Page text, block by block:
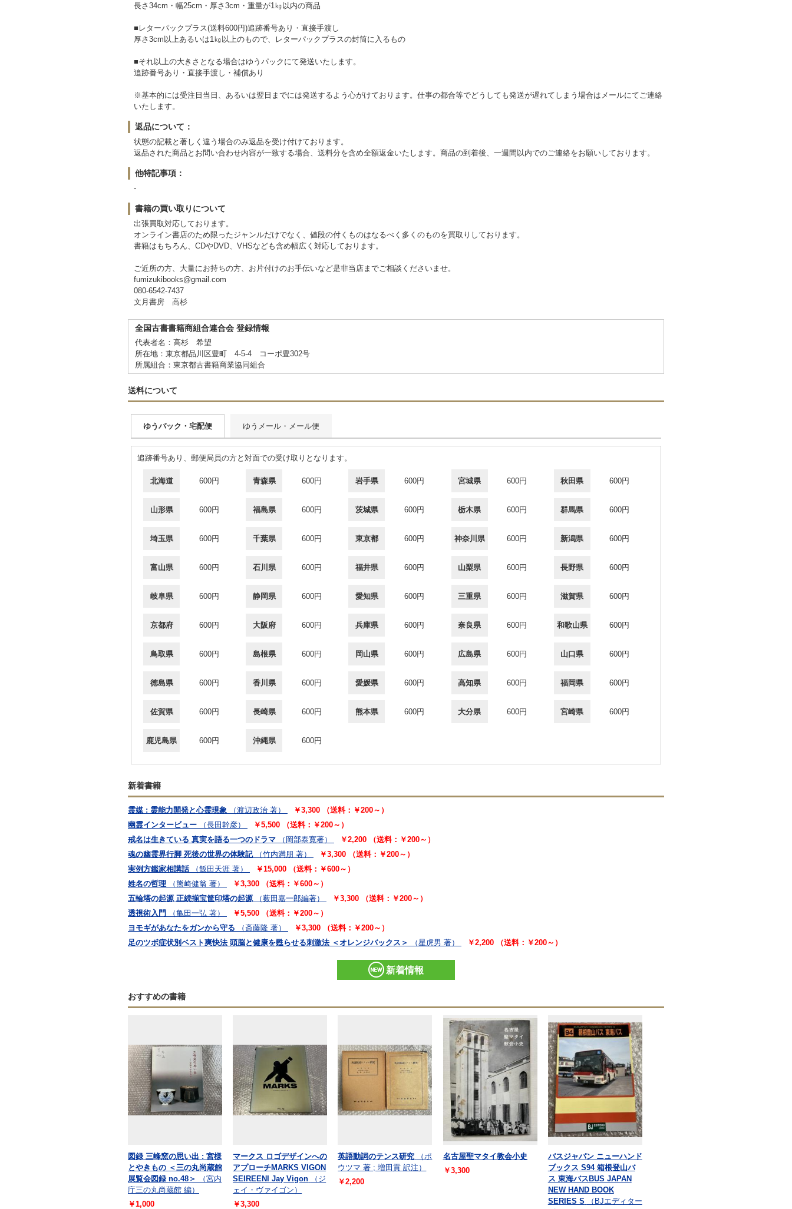
長さ34cm・幅25cm・厚さ3cm・重量が1㎏以内の商品
■レターパックプラス(送料600円)追跡番号あり・直接手渡し
厚さ3cm以上あるいは1㎏以上のもので、レターパックプラスの封筒に入るもの
■それ以上の大きさとなる場合はゆうパックにて発送いたします。
追跡番号あり・直接手渡し・補償あり
※基本的には受注日当日、あるいは翌日までには発送するよう心がけております。仕事の都合等でどうしても発送が遅れてしまう場合はメールにてご連絡
いたします。
返品について：
状態の記載と著しく違う場合のみ返品を受け付けております。
返品された商品とお問い合わせ内容が一致する場合、送料分を含め全額返金いたします。商品の到着後、一週間以内でのご連絡をお願いしております。
他特記事項：
-
書籍の買い取りについて
出張買取対応しております。
オンライン書店のため限ったジャンルだけでなく、値段の付くものはなるべく多くのものを買取りしております。
書籍はもちろん、CDやDVD、VHSなども含め幅広く対応しております。
ご近所の方、大量にお持ちの方、お片付けのお手伝いなど是非当店までご相談くださいませ。
fumizukibooks@gmail.com
080-6542-7437
文月書房 高杉
全国古書書籍商組合連合会 登録情報
代表者名：高杉 希望
所在地：東京都品川区豊町 4-5-4 コーポ豊302号
所属組合：東京都古書籍商業協同組合
送料について
ゆうパック・宅配便 ゆうメール・メール便
追跡番号あり、郵便局員の方と対面での受け取りとなります。
北海道 600円 青森県 600円 岩手県 600円 宮城県 600円 秋田県 600円
山形県 600円 福島県 600円 茨城県 600円 栃木県 600円 群馬県 600円
埼玉県 600円 千葉県 600円 東京都 600円 神奈川県 600円 新潟県 600円
富山県 600円 石川県 600円 福井県 600円 山梨県 600円 長野県 600円
岐阜県 600円 静岡県 600円 愛知県 600円 三重県 600円 滋賀県 600円
京都府 600円 大阪府 600円 兵庫県 600円 奈良県 600円 和歌山県 600円
鳥取県 600円 島根県 600円 岡山県 600円 広島県 600円 山口県 600円
徳島県 600円 香川県 600円 愛媛県 600円 高知県 600円 福岡県 600円
佐賀県 600円 長崎県 600円 熊本県 600円 大分県 600円 宮崎県 600円
鹿児島県 600円 沖縄県 600円
新着書籍
霊媒 : 霊能力開発と心霊現象 （渡辺政治 著）
￥3,300 （送料：￥200～）
幽霊インタービュー
（長田幹彦）
￥5,500 （送料：￥200～）
戒名は生きている 真実を語る一つのドラマ
（岡部泰寛著）
￥2,200 （送料：￥200～）
魂の幽霊界行脚 死後の世界の体験記
（竹内満朋 著）
￥3,300 （送料：￥200～）
実例方鑑家相講話
（飯田天涯 著）
￥15,000 （送料：￥600～）
姓名の哲理
（熊崎健翁 著）
￥3,300 （送料：￥600～）
五輪塔の起源 正続揃宝筐印塔の起源
（薮田嘉一郎編著）
￥3,300 （送料：￥200～）
透視術入門
（亀田一弘 著）
￥5,500 （送料：￥200～）
ヨモギがあなたをガンから守る
（斎藤隆 著）
￥3,300 （送料：￥200～）
足のツボ症状別ベスト爽快法 頭脳と健康を甦らせる刺激法 ＜オレンジバックス＞
（星虎男 著） ￥2,200 （送料：￥200～）
新着情報
おすすめの書籍
図録 三峰窯の思い出 : 宮様
とやきもの ＜三の丸尚蔵館
展覧会図録 no.48＞
（宮内
庁三の丸尚蔵館 編）
￥1,000
マークス ロゴデザインへの
アプローチMARKS VIGON
SEIREENI Jay Vigon
（ジ
ェイ・ヴァイゴン）
￥3,300
英語動詞のテンス研究
（ポ
ウツマ 著 ; 増田貢 訳注）
￥2,200
名古屋聖マタイ教会小史
￥3,300
バスジャパン ニューハンド
ブックス S94 箱根登山バ
ス 東海バスBUS JAPAN
NEW HAND BOOK
SERIES S
（BJエディター